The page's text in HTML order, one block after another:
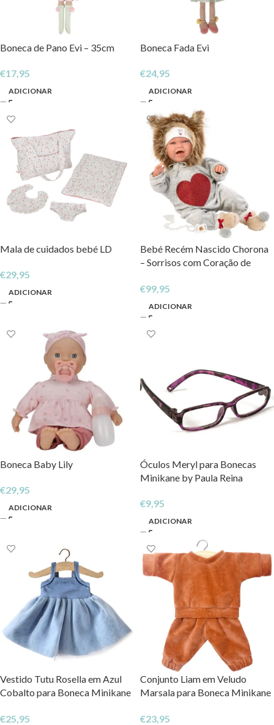
Boneca de Pano Evi – 35cm
€17,95
ADICIONAR
Boneca Fada Evi
€24,95
ADICIONAR
Mala de cuidados bebé LD
€29,95
ADICIONAR
Bebé Recém Nascido Chorona
– Sorrisos com Coração de
€99,95
ADICIONAR
Boneca Baby Lily
€29,95
ADICIONAR
Óculos Meryl para Bonecas
Minikane by Paula Reina
€9,95
ADICIONAR
Vestido Tutu Rosella em Azul
Cobalto para Boneca Minikane
€25,95
Conjunto Liam em Veludo
Marsala para Boneca Minikane
€23,95